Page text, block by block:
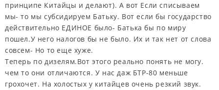
принципе Китайцы и делают). А вот Если списываем
мы- то мы субсидируем Батьку. Вот если бы государство
действительно ЕДИНОЕ было- Батька бы по миру
пошел.У него налогов бы не было. Их и так нет от слова
совсем- Но то еще хуже.
Теперь по дизелям.Вот этого реально понять не могу.
чем то они отличаются. У нас даж БТР-80 меньше
грохочет. На холостых у китайцев очень резкий звук.